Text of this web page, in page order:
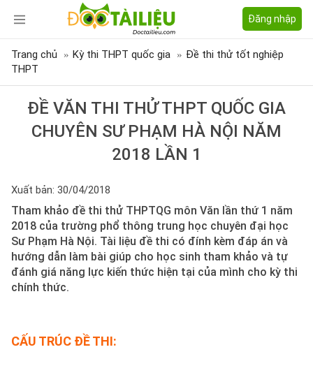
Đăng nhập
Trang chủ Kỳ thi THPT quốc gia
Đề thi thử tốt nghiệp
THPT
ĐỀ VĂN THI THỬ THPT QUỐC GIA
CHUYÊN SƯ PHẠM HÀ NỘI NĂM
2018 LẦN 1
Xuất bản: 30/04/2018
Tham khảo đề thi thử THPTQG môn Văn lần thứ 1 năm
2018 của trường phổ thông trung học chuyên đại học
Sư Phạm Hà Nội. Tài liệu đề thi có đính kèm đáp án và
hướng dẫn làm bài giúp cho học sinh tham khảo và tự
đánh giá năng lực kiến thức hiện tại của mình cho kỳ thi
chính thức.
CẤU TRÚC ĐỀ THI: